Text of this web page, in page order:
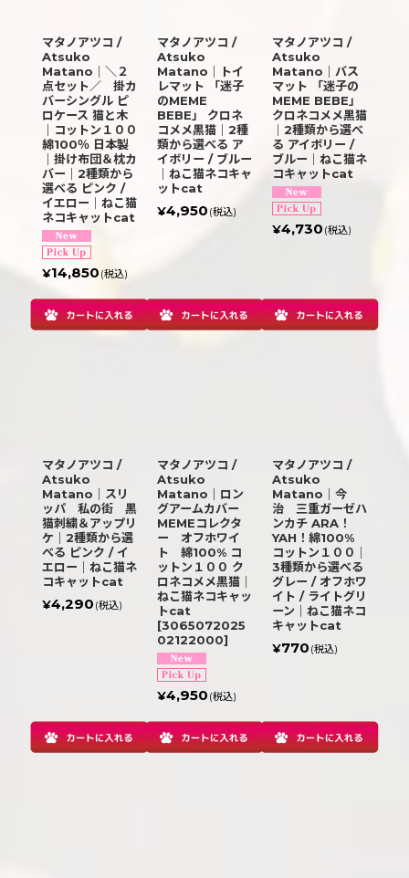
絞り込む
マタノアツコ /
Atsuko
Matano｜＼２
点セット／ 掛カ
バーシングル ピ
ロケース 猫と木
｜コットン１００
綿100％ 日本製
｜掛け布団＆枕カ
バー｜2種類から
選べる ピンク /
イエロー｜ねこ猫
ネコキャットcat
¥14,850 (税込)
マタノアツコ /
Atsuko
Matano｜トイ
レマット 「迷子
のMEME
BEBE」 クロネ
コメメ黒猫｜2種
類から選べる ア
イボリー / ブルー
｜ねこ猫ネコキャ
ットcat
¥4,950 (税込)
マタノアツコ /
Atsuko
Matano｜バス
マット 「迷子の
MEME BEBE」
クロネコメメ黒猫
｜2種類から選べ
る アイボリー /
ブルー｜ねこ猫ネ
コキャットcat
¥4,730 (税込)
マタノアツコ /
Atsuko
Matano｜スリ
ッパ 私の街 黒
猫刺繍＆アップリ
ケ｜2種類から選
べる ピンク / イ
エロー｜ねこ猫ネ
コキャットcat
¥4,290 (税込)
マタノアツコ /
Atsuko
Matano｜ロン
グアームカバー
MEMEコレクタ
ー オフホワイ
ト 綿100% コ
ットン１００ ク
ロネコメメ黒猫｜
ねこ猫ネコキャッ
トcat
[3065072025
02122000]
¥4,950 (税込)
マタノアツコ /
Atsuko
Matano｜今
治 三重ガーゼハ
ンカチ ARA！
YAH！綿100%
コットン１００｜
3種類から選べる
グレー / オフホワ
イト / ライトグリ
ーン｜ねこ猫ネコ
キャットcat
¥770 (税込)